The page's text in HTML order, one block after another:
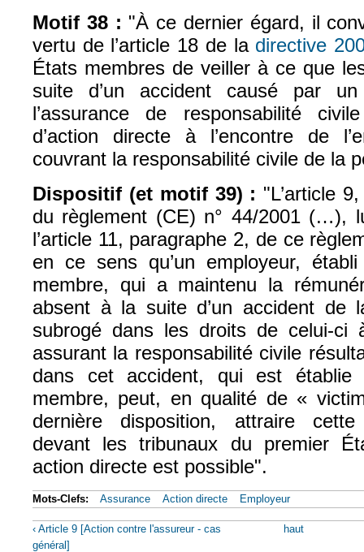
Motif 38 : "À ce dernier égard, il
vertu de l’article 18 de la directive
États membres de veiller à ce que
suite d’un accident causé par
l’assurance de responsabilité
d’action directe à l’encontre de
couvrant la responsabilité civile de la
Dispositif (et motif 39) : "L’article
du règlement (CE) n° 44/2001 (…),
l’article 11, paragraphe 2, de ce
en ce sens qu’un employeur,
membre, qui a maintenu la
absent à la suite d’un accident de
subrogé dans les droits de celui-ci
assurant la responsabilité civile
dans cet accident, qui est
membre, peut, en qualité de «
dernière disposition, attraire cette
devant les tribunaux du premier
action directe est possible".
Mots-Clefs: Assurance Action directe Employeur
‹ Article 9 [Action contre l'assureur - cas
général]
haut